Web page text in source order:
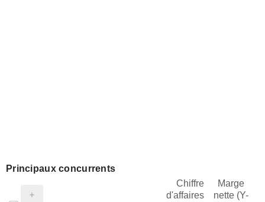
Principaux concurrents
Chiffre
d'affaires
Marge
nette (Y-